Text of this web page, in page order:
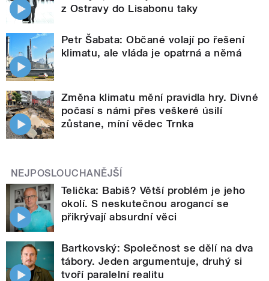
z Ostravy do Lisabonu taky
Petr Šabata: Občané volají po řešení
klimatu, ale vláda je opatrná a němá
Změna klimatu mění pravidla hry. Divné
počasí s námi přes veškeré úsilí
zůstane, míní vědec Trnka
NEJPOSLOUCHANĚJŠÍ
Telička: Babiš? Větší problém je jeho
okolí. S neskutečnou arogancí se
přikrývají absurdní věci
Bartkovský: Společnost se dělí na dva
tábory. Jeden argumentuje, druhý si
tvoří paralelní realitu